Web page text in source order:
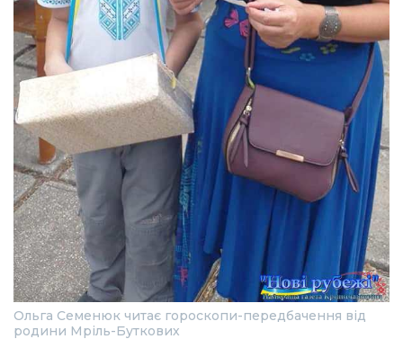
Ольга Семенюк читає гороскопи-передбачення від
родини Мріль-Буткових